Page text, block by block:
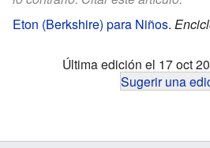
Eton (Berkshire) para Niños.
Última edición el 17 oct
Sugerir una